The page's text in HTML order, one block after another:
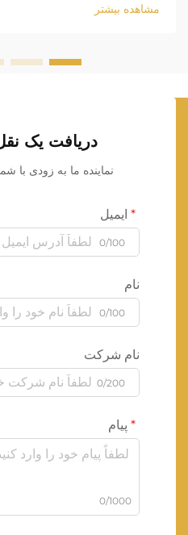
مشاهده بیشتر
دریافت یک
نماینده ما به زودی با
ایمیل
0/100
نام
0/100
نام شرکت
0/200
پیام
0/1000